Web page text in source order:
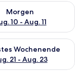
Aug. 9 - Aug.
Morgen
10 - Aug. 11
die Verfügbarkeit
Aug. 14
Wochenende
21 - Aug. 23
die Verfügbarkeit